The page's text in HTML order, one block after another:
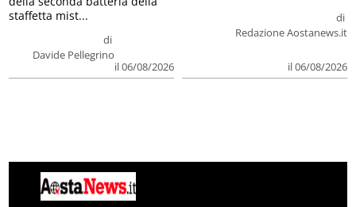
di
Davide Pellegrino
il 06/08/2026
staffetta mist...
di
Redazione Aostanews.it
il 06/08/2026